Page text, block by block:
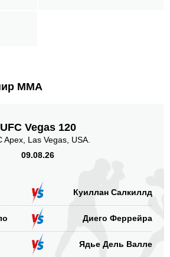
ММА
UFC Vegas 120
Apex, Las Vegas, USA.
09.08.26
Куиллан Салкиллд
Диего Феррейра
Ядье Дель Валле